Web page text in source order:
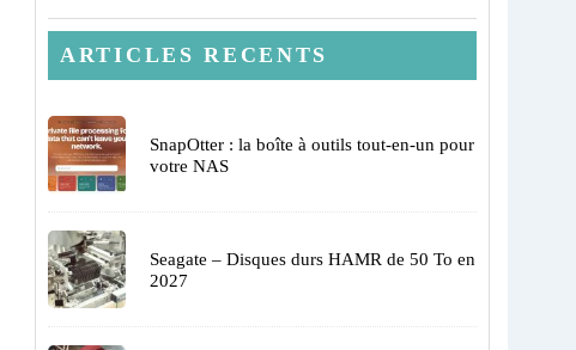
ARTICLES RECENTS
SnapOtter : la boîte à outils tout-en-un pour
votre NAS
Seagate – Disques durs HAMR de 50 To en
2027